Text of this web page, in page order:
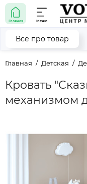
Главная Меню
Главная Детская
Кровать
механизмом
Все про товар